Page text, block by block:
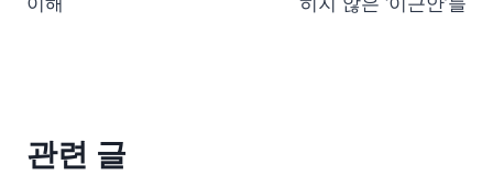
관련 글